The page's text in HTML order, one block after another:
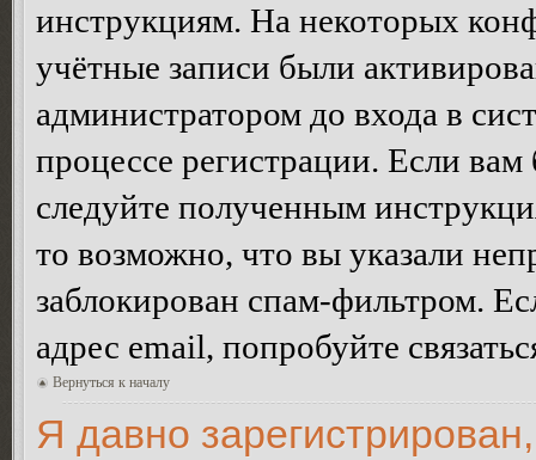
инструкциям. На некоторых
учётные записи были
администратором до входа в
процессе регистрации. Если
следуйте полученным
то возможно, что вы указали
заблокирован спам-фильтром.
адрес email, попробуйте
Вернуться к началу
Я давно